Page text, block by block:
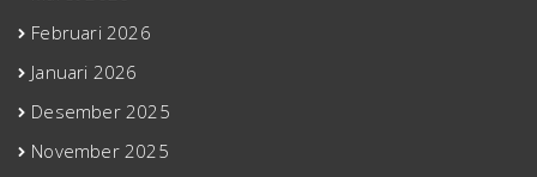
Februari 2026
Januari 2026
Desember 2025
November 2025